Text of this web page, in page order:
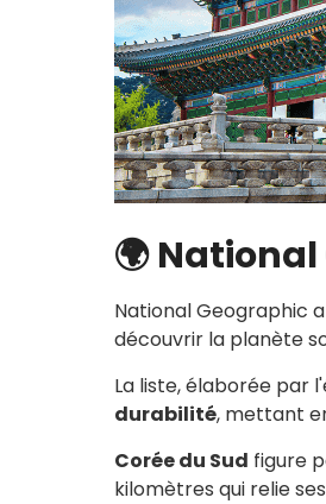
🌍
National Geographic
découvrir la planète
La liste, élaborée par
durabilité, mettant
Corée du Sud figure
kilomètres qui relie